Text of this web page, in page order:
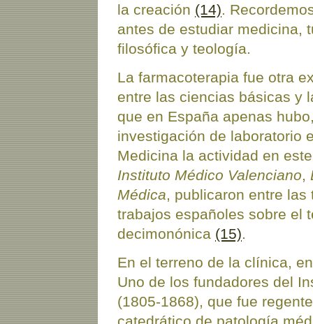
la creación (14).
antes de estudiar medicina,
filosófica y teología.
La farmacoterapia fue otra
entre las ciencias básicas y
que en España apenas
investigación de laboratorio
Medicina la actividad en
Instituto Médico Valenciano,
Médica, publicaron entre
trabajos españoles sobre el
decimonónica (15).
En el terreno de la clínica,
Uno de los fundadores del
(1805-1868), que fue
catedrático de patología